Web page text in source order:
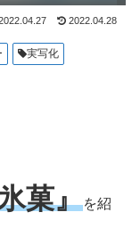
2022.04.28
実写化
菓』を紹